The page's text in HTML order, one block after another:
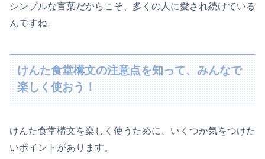
シンプルな言葉だからこそ、多くの人に愛され続けている
んですね。
けんた食堂構文の注意点を知って、みんなで
楽しく使おう！
けんた食堂構文を楽しく使うために、いくつか気をつけた
いポイントがあります。